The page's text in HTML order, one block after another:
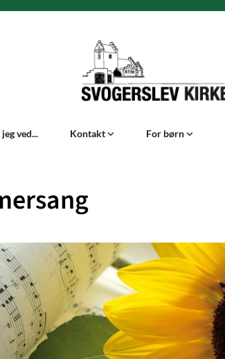
ved... Kontakt For børn